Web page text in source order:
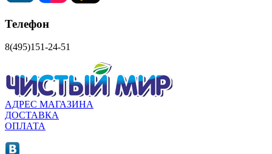
Телефон
8(495)151-24-51
АДРЕС МАГАЗИНА
ДОСТАВКА
ОПЛАТА